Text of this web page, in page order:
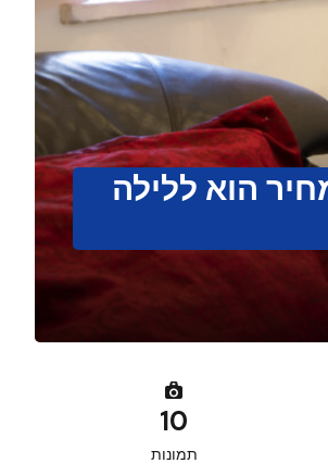
או 400ש״ח המחיר הוא ללילה
10
תמונות